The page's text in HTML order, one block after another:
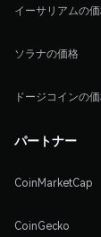
イーサリアムの
ソラナの価格
ドージコインの
パートナー
CoinMarketCap
CoinGecko